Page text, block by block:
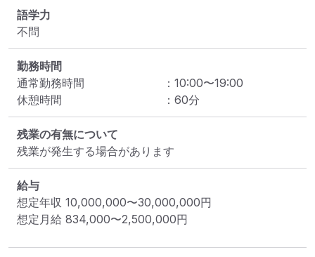
語学力
不問
勤務時間
通常勤務時間
： 10:00〜19:00
休憩時間
： 60分
残業の有無について
残業が発生する場合があります
給与
想定年収 10,000,000〜30,000,000円
想定月給 834,000〜2,500,000円